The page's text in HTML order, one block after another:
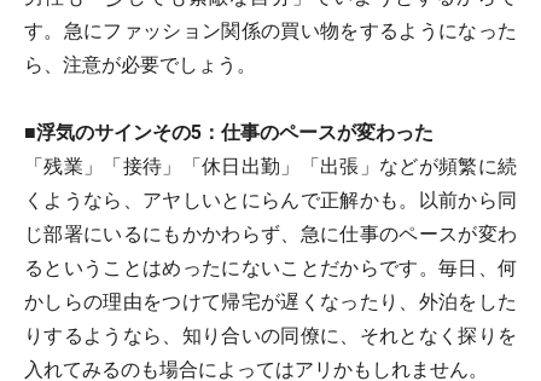
す。急にファッション関係の買い物をするようになった
ら、注意が必要でしょう。
■浮気のサインその5：仕事のペースが変わった
「残業」「接待」「休日出勤」「出張」などが頻繁に続
くようなら、アヤしいとにらんで正解かも。以前から同
じ部署にいるにもかかわらず、急に仕事のペースが変わ
るということはめったにないことだからです。毎日、何
かしらの理由をつけて帰宅が遅くなったり、外泊をした
りするようなら、知り合いの同僚に、それとなく探りを
入れてみるのも場合によってはアリかもしれません。